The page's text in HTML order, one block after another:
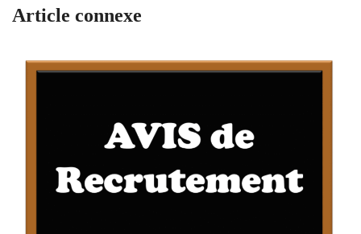
Article connexe